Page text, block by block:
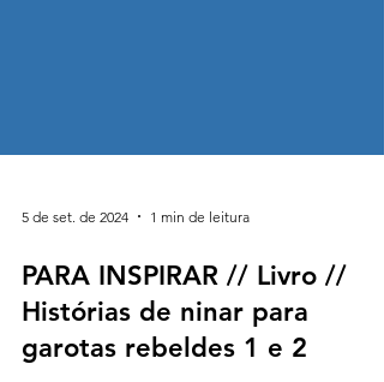
5 de set. de 2024 1 min de leitura
PARA INSPIRAR // Livro //